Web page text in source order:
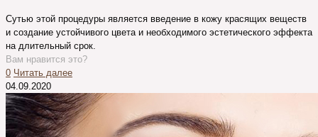
Сутью этой процедуры является введение в кожу красящих веществ
и создание устойчивого цвета и необходимого эстетического эффекта
на длительный срок.
Вам нравится это?
0 Читать далее
04.09.2020